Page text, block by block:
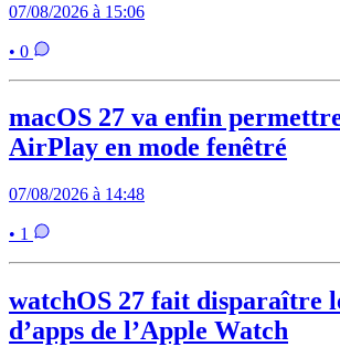
07/08/2026 à 15:06
• 0
macOS 27 va enfin
AirPlay en mode fenêtré
07/08/2026 à 14:48
• 1
watchOS 27 fait disparaître
d’apps de l’Apple Watch